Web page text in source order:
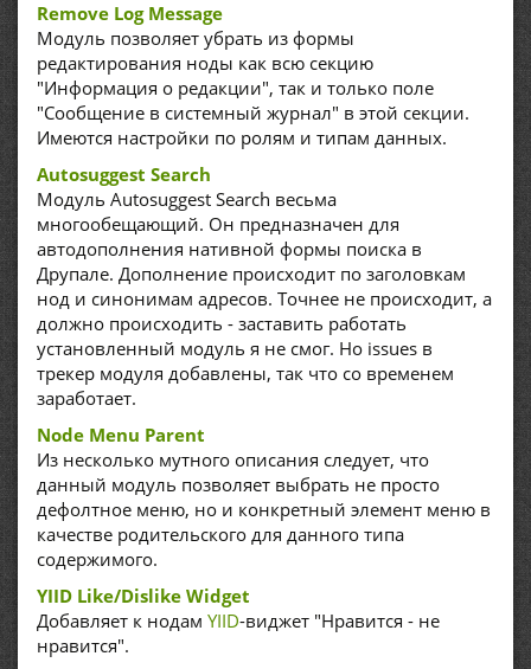
Remove Log Message
Модуль позволяет убрать из формы
редактирования ноды как всю секцию
"Информация о редакции", так и только поле
"Сообщение в системный журнал" в этой секции.
Имеются настройки по ролям и типам данных.
Autosuggest Search
Модуль Autosuggest Search весьма
многообещающий. Он предназначен для
автодополнения нативной формы поиска в
Друпале. Дополнение происходит по заголовкам
нод и синонимам адресов. Точнее не происходит, а
должно происходить - заставить работать
установленный модуль я не смог. Но issues в
трекер модуля добавлены, так что со временем
заработает.
Node Menu Parent
Из несколько мутного описания следует, что
данный модуль позволяет выбрать не просто
дефолтное меню, но и конкретный элемент меню в
качестве родительского для данного типа
содержимого.
YIID Like/Dislike Widget
Добавляет к нодам YIID-виджет "Нравится - не
нравится".